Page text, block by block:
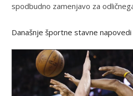
spodbudno zamenjavo za
Današnje športne stavne